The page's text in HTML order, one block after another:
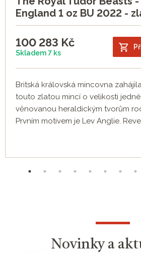
England 1 oz BU 2022 -
100 283 Kč
Skladem 7 ks
Britská královská mincovna
touto zlatou mincí o velikosti
věnovanou heraldickým tvorům
Prvním motivem je Lev Anglie.
Novinky a